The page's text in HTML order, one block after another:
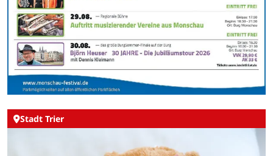
Stadt Trier